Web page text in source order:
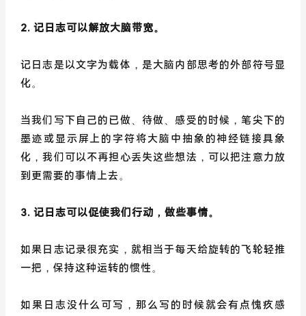
2. 记日志可以解放大脑带宽。
记日志是以文字为载体，是大脑内部思考的外部符号显
化。
当我们写下自己的已做、待做、感受的时候，笔尖下的
墨迹或显示屏上的字符将大脑中抽象的神经链接具象
化，我们可以不再担心丢失这些想法，可以把注意力放
到更需要的事情上去。
3. 记日志可以促使我们行动，做些事情。
如果日志记录很充实，就相当于每天给旋转的飞轮轻推
一把，保持这种运转的惯性。
如果日志没什么可写，那么写的时候就会有点愧疚感